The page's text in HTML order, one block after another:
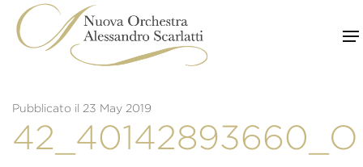
content
Pubblicato il 23 May 2019
42_40142893660_O